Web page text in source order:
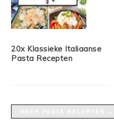
20x Klassieke Italiaanse
Pasta Recepten